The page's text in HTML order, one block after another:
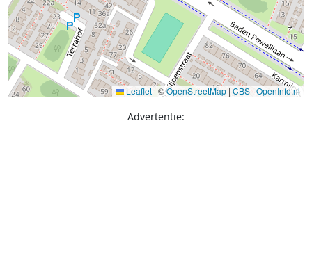
Leaflet | ©OpenStreetMap | CBS | OpenInfo.nl
Advertentie: